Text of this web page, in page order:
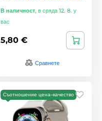
В наличност, в сряда 12. 8. у
вас
5,80 €
Сравнете
Съотношение цена–качество